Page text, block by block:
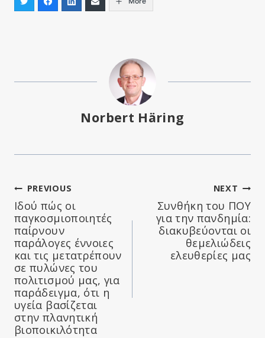
Norbert Häring
Πλοήγηση
άρθρων
PREVIOUS
Ιδού πώς οι
παγκοσμιοποιητές
παίρνουν
παράλογες έννοιες
και τις μετατρέπουν
σε πυλώνες του
πολιτισμού μας, για
παράδειγμα, ότι η
υγεία βασίζεται
στην πλανητική
βιοποικιλότητα
NEXT
Συνθήκη του ΠΟΥ
για την πανδημία:
διακυβεύονται οι
θεμελιώδεις
ελευθερίες μας